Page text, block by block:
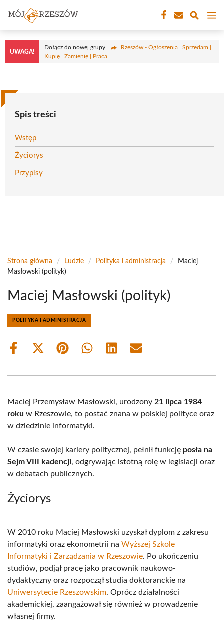
treści
UWAGA!
Dołącz do nowej grupy
Rzeszów - Ogłoszenia | Sprzedam |
Kupię | Zamienię | Praca
Spis treści
Wstęp
Życiorys
Przypisy
Strona główna / Ludzie / Polityka i administracja /
Maciej
Masłowski (polityk)
Maciej Masłowski (polityk)
POLITYKA I ADMINISTRACJA
Share
Share
(Twitter)
Share Share Share Share
Maciej Przemysław Masłowski, urodzony 21 lipca 1984
roku w Rzeszowie, to postać znana w polskiej polityce oraz
w dziedzinie informatyki.
W czasie swojej kariery politycznej, pełnił funkcję posła na
Sejm VIII kadencji, odgrywając istotną rolę w legislacji oraz
w debatach publicznych.
Życiorys
W 2010 roku Maciej Masłowski uzyskał dyplom z zakresu
informatyki oraz ekonometrii na Wyższej Szkole
Informatyki i Zarządzania w Rzeszowie. Po ukończeniu
studiów, podjął pracę jako pracownik naukowo-
dydaktyczny oraz rozpoczął studia doktoranckie na
Uniwersytecie Rzeszowskim. Oprócz działalności
akademickiej, zaangażował się również w prowadzenie
własnej firmy.